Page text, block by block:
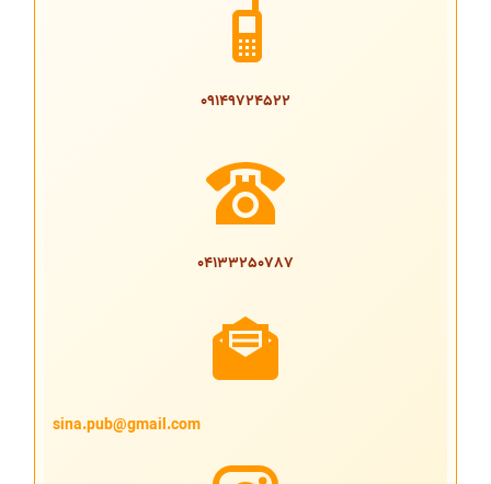
09149724522
04133250787
sina.pub@gmail.com